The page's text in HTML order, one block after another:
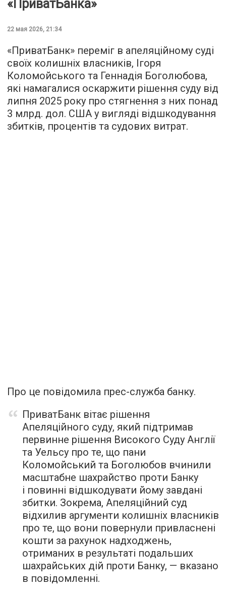
«ПриватБанка»
22 мая 2026, 21:34
«ПриватБанк» переміг в апеляційному суді
своїх колишніх власників, Ігоря
Коломойського та Геннадія Боголюбова,
які намагалися оскаржити рішення суду від
липня 2025 року про стягнення з них понад
3 млрд. дол. США у вигляді відшкодування
збитків, процентів та судових витрат.
Про це повідомила прес-служба банку.
ПриватБанк вітає рішення
Апеляційного суду, який підтримав
первинне рішення Високого Суду Англії
та Уельсу про те, що пани
Коломойський та Боголюбов вчинили
масштабне шахрайство проти Банку
і повинні відшкодувати йому завдані
збитки. Зокрема, Апеляційний суд
відхилив аргументи колишніх власників
про те, що вони повернули привласнені
кошти за рахунок надходжень,
отриманих в результаті подальших
шахрайських дій проти Банку, — вказано
в повідомленні.